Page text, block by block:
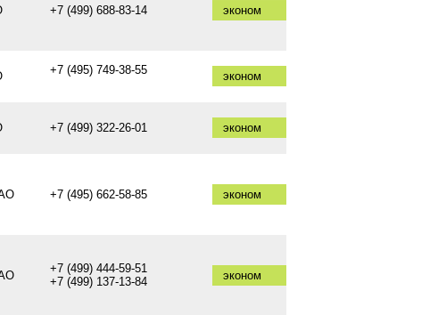
+7 (499) 688-83-14 эконом
+7 (495) 749-38-55 эконом
+7 (499) 322-26-01 эконом
+7 (495) 662-58-85 эконом
+7 (499) 444-59-51
+7 (499) 137-13-84
эконом